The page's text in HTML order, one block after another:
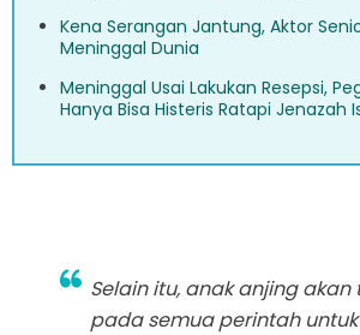
Kena Serangan Jantung, Aktor
Meninggal Dunia
Meninggal Usai Lakukan Resepsi,
Hanya Bisa Histeris Ratapi Jenazah
Selain itu, anak anjing akan
pada semua perintah untuk